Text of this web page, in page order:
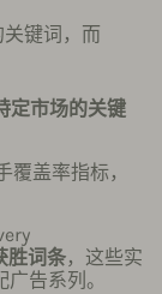
键词，而
定市场的关键
盖率指标，
胜词条，这些实
告系列。